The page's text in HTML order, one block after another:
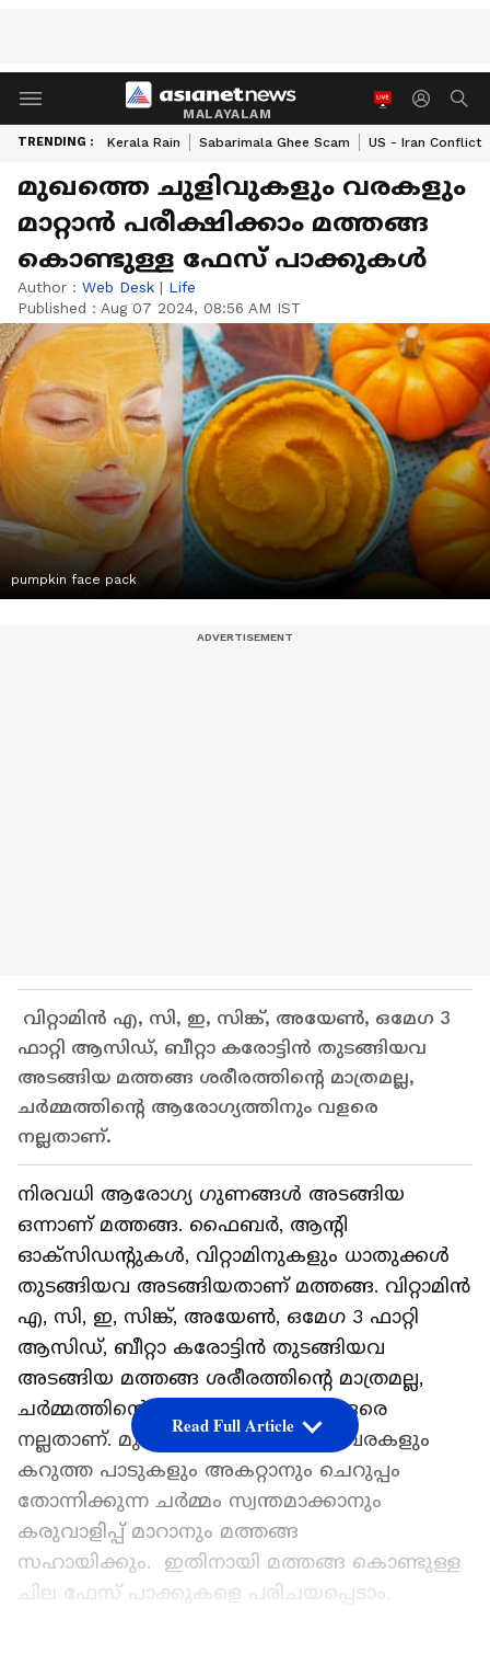
MALAYALAM
TRENDING : Kerala Rain Sabarimala Ghee Scam US - Iran Conflict
മുഖത്തെ ചുളിവുകളും വരകളും
മാറ്റാന്‍ പരീക്ഷിക്കാം മത്തങ്ങ
കൊണ്ടുള്ള ഫേസ് പാക്കുകൾ
Author : Web Desk | Life
Published : Aug 07 2024, 08:56 AM IST
pumpkin face pack
വിറ്റാമിന്‍ എ, സി, ഇ, സിങ്ക്, അയേണ്‍, ഒമേഗ 3
ഫാറ്റി ആസിഡ്, ബീറ്റാ കരോട്ടിന്‍ തുടങ്ങിയവ
അടങ്ങിയ മത്തങ്ങ ശരീരത്തിന്‍റെ മാത്രമല്ല,
ചര്‍മ്മത്തിന്‍റെ ആരോഗ്യത്തിനും വളരെ
നല്ലതാണ്.
നിരവധി ആരോഗ്യ ഗുണങ്ങള്‍ അടങ്ങിയ
ഒന്നാണ് മത്തങ്ങ. ഫൈബര്‍, ആന്‍റി
ഓക്സിഡന്‍റുകള്‍, വിറ്റാമിനുകളും ധാതുക്കള്‍
തുടങ്ങിയവ അടങ്ങിയതാണ് മത്തങ്ങ. വിറ്റാമിന്‍
എ, സി, ഇ, സിങ്ക്, അയേണ്‍, ഒമേഗ 3 ഫാറ്റി
ആസിഡ്, ബീറ്റാ കരോട്ടിന്‍ തുടങ്ങിയവ
അടങ്ങിയ മത്തങ്ങ ശരീരത്തിന്‍റെ മാത്രമല്ല,
ചര്‍മ്മത്തിന്‍റെ ആരോഗ്യത്തിനും വളരെ
നല്ലതാണ്. മുഖത്തെ ചുളിവുകളും വരകളും
കറുത്ത പാടുകളും അകറ്റാനും ചെറുപ്പം
തോന്നിക്കുന്ന ചർമ്മം സ്വന്തമാക്കാനും
കരുവാളിപ്പ് മാറാനും മത്തങ്ങ
സഹായിക്കും. ഇതിനായി മത്തങ്ങ കൊണ്ടുള്ള
ചില ഫേസ് പാക്കുകളെ പരിചയപ്പെടാം.
Read Full Article